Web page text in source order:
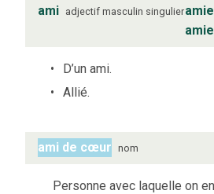
ami adjectif masculin singulieramie
D’un ami.
Allié.
ami de cœur nom
Personne avec laquelle on